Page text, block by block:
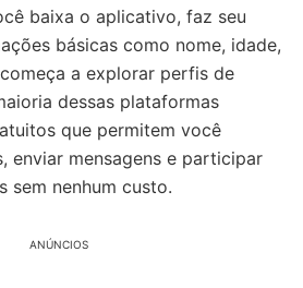
baixa o aplicativo, faz seu
básicas como nome, idade,
a explorar perfis de
dessas plataformas
que permitem você
enviar mensagens e participar
sem nenhum custo.
ANÚNCIOS